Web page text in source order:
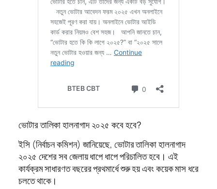
ভোটার তালিকা হালনাগাদ ২০২৫ কবে হবে?
ইসি (নির্বাচন কমিশন) জানিয়েছে, ভোটার তালিকা হালনাগাদ
২০২৫ দেশের সব জেলায় ধাপে ধাপে পরিচালিত হবে। এই
কার্যক্রম সাধারণত বছরের প্রথমার্ধে শুরু হয় এবং কয়েক মাস ধরে
চলতে থাকে।